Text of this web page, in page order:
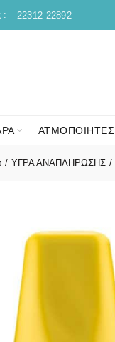
: 22312 22892
ΑΤΜΟΠΟΙΗΤΕΣ
ΥΓΡΑ ΑΝΑΠΛΗΡΩΣΗΣ